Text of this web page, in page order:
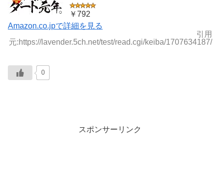
￥792
Amazon.co.jpで詳細を見る
引用
元:https://lavender.5ch.net/test/read.cgi/keiba/1707634187/
0
スポンサーリンク